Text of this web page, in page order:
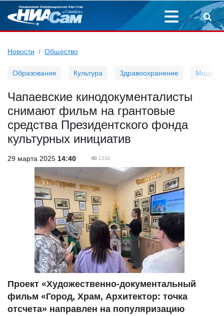
Новости Общество
Образование Культура Здравоохранение Мода
Чапаевские кинодокументалисты
снимают фильм на грантовые
средства Президентского фонда
культурных инициатив
29 марта 2025 14:40 1232
Проект «Художественно-документальный
фильм «Город, Храм, Архитектор: точка
отсчета» направлен на популяризацию